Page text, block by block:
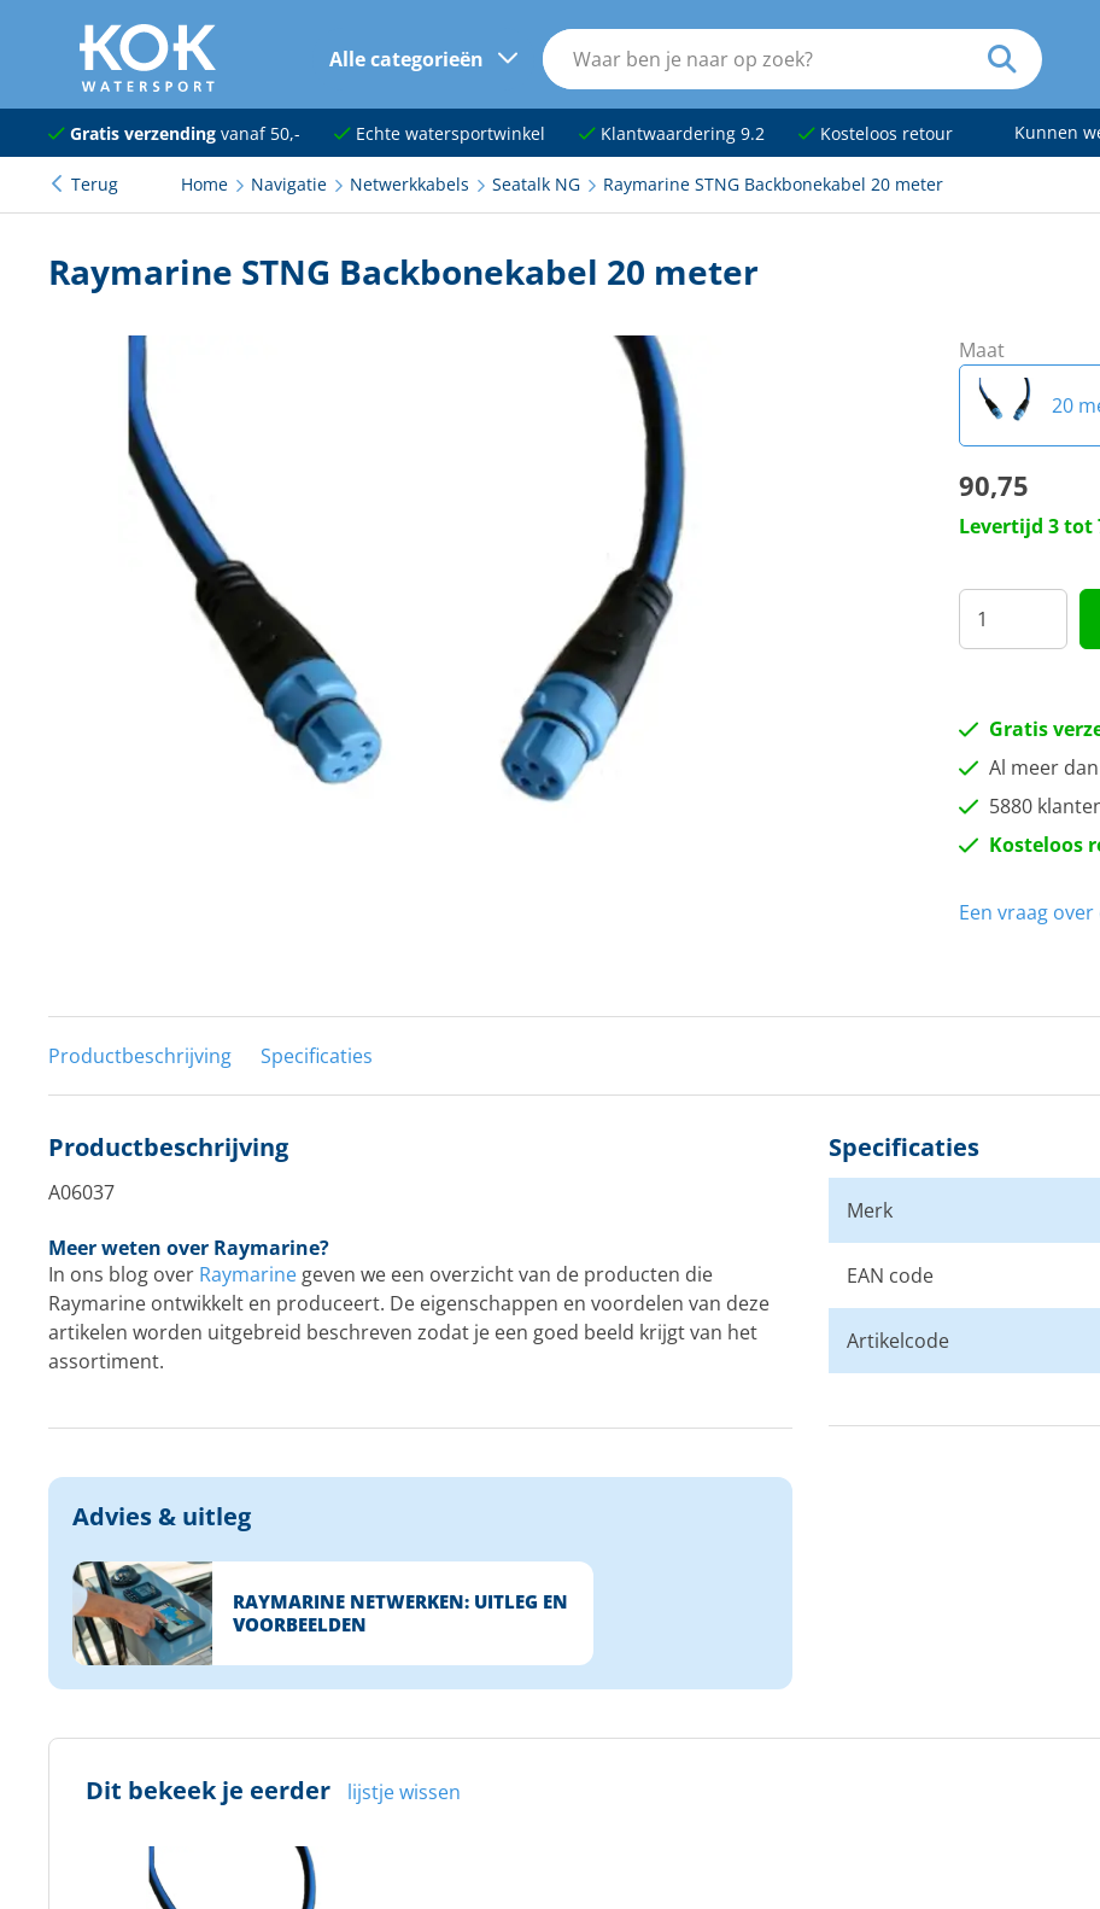
naar hoofdinhoud
Alle categorieën
Navigatie
Dekuitrusting
Elektra
Kleding en schoenen
Sanitair
Kajuit en kombuis
Techniek en motor
Tuigage en dekbeslag
Boten, toebehoren en fun
Gratis verzendingvanaf 50,- Echte watersportwinkel Klantwaardering 9.2 Kosteloos retour Kunnen
Terug Home Navigatie Netwerkkabels Seatalk NG Raymarine STNG Backbonekabel 20 meter
Raymarine STNG Backbonekabel 20 meter
Maat
20
9
90,75
Levertijd 3 tot
Gratis
Al meer
5880
Kosteloos
Een vraag
Productbeschrijving Specificaties
Productbeschrijving
A06037
Meer weten over Raymarine?
In ons blog over Raymarinegeven we een overzicht van de producten die
Raymarine ontwikkelt en produceert. De eigenschappen en voordelen van deze
artikelen worden uitgebreid beschreven zodat je een goed beeld krijgt van het
assortiment.
Advies & uitleg
RAYMARINE NETWERKEN: UITLEG EN
VOORBEELDEN
Specificaties
Merk
EAN code
Artikelcode
Dit bekeek je eerder lijstje wissen